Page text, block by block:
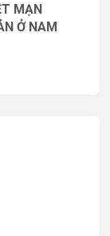
MẠN
Ở NAM